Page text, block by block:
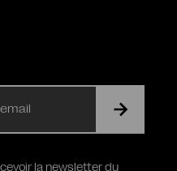
la newsletter du